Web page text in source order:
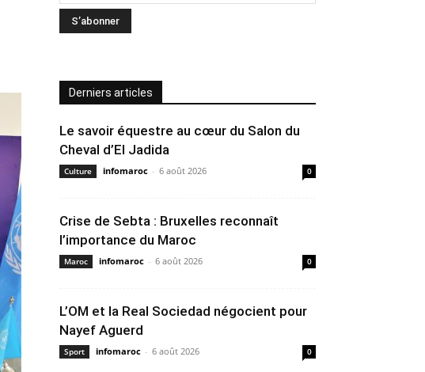
Derniers articles
Le savoir équestre au cœur du Salon du
Cheval d’El Jadida
Culture infomaroc - 6 août 2026 0
Crise de Sebta : Bruxelles reconnaît
l’importance du Maroc
Maroc infomaroc - 6 août 2026 0
L’OM et la Real Sociedad négocient pour
Nayef Aguerd
Sport infomaroc - 6 août 2026 0